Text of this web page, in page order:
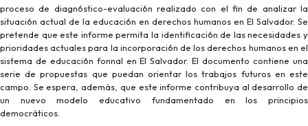
proceso de diagn6stico-evaluaci6n realizado con el fin de analizar la
situaci6n actual de la educaci6n en derechos humanos en El Salvador. Se
pretende que este informe permita la identificaci6n de las necesidades y
prioridades actuales para la incorporaci6n de los derechos humanos en el
sistema de educaci6n fonnal en El Salvador. El documento contiene una
serie de propuestas que puedan orientar los trabajos futuros en este
campo. Se espera, además, que este informe contribuya al desarrollo de
un nuevo modelo educativo fundamentado en los principios
democráticos.